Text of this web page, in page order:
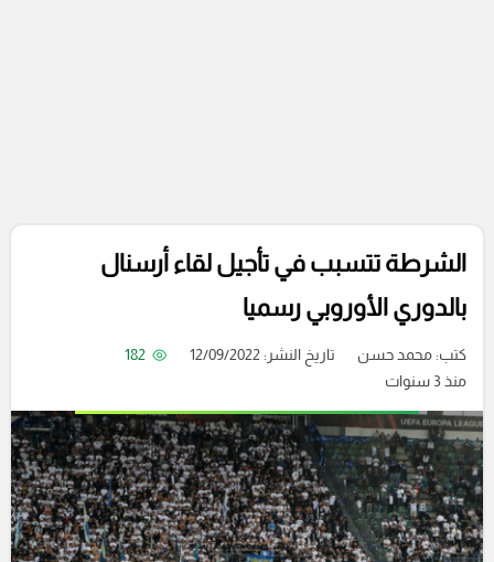
الشرطة تتسبب في تأجيل لقاء أرسنال
بالدوري الأوروبي رسميا
كتب:محمد حسن تاريخ النشر: 12/09/2022
182
منذ 3 سنوات